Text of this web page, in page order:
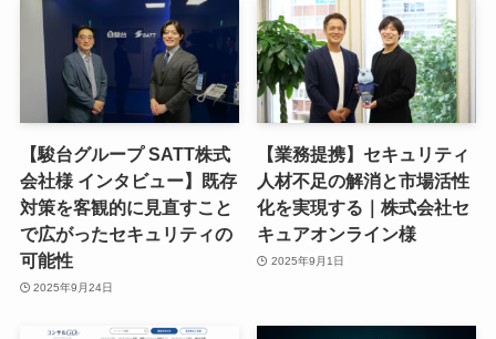
【駿台グループ SATT株式
会社様 インタビュー】既存
対策を客観的に見直すこと
で広がったセキュリティの
可能性
2025年9月24日
【業務提携】セキュリティ
人材不足の解消と市場活性
化を実現する｜株式会社セ
キュアオンライン様
2025年9月1日